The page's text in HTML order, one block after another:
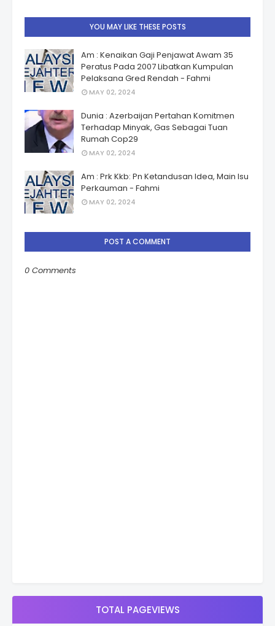
YOU MAY LIKE THESE POSTS
Am : Kenaikan Gaji Penjawat Awam 35
Peratus Pada 2007 Libatkan Kumpulan
Pelaksana Gred Rendah - Fahmi
MAY 02, 2024
Dunia : Azerbaijan Pertahan Komitmen
Terhadap Minyak, Gas Sebagai Tuan
Rumah Cop29
MAY 02, 2024
Am : Prk Kkb: Pn Ketandusan Idea, Main Isu
Perkauman - Fahmi
MAY 02, 2024
POST A COMMENT
0 Comments
TOTAL PAGEVIEWS